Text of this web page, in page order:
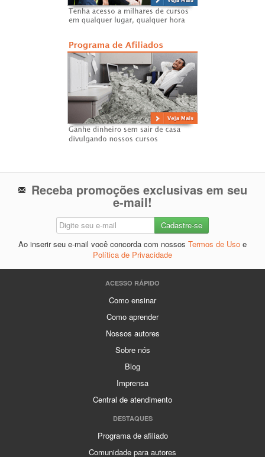
Receba promoções exclusivas em seu
e-mail!
Ao inserir seu e-mail você concorda com nossos Termos de Uso e
Política de Privacidade
ACESSO RÁPIDO
Como ensinar
Como aprender
Nossos autores
Sobre nós
Blog
Imprensa
Central de atendimento
DESTAQUES
Programa de afiliado
Comunidade para autores